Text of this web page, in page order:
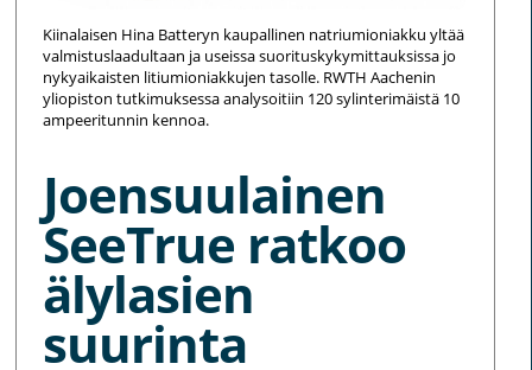
Kiinalaisen Hina Batteryn kaupallinen natriumioniakku yltää
valmistuslaadultaan ja useissa suorituskykymittauksissa jo
nykyaikaisten litiumioniakkujen tasolle. RWTH Aachenin
yliopiston tutkimuksessa analysoitiin 120 sylinterimäistä 10
ampeeritunnin kennoa.
Joensuulainen
SeeTrue ratkoo
älylasien
suurinta